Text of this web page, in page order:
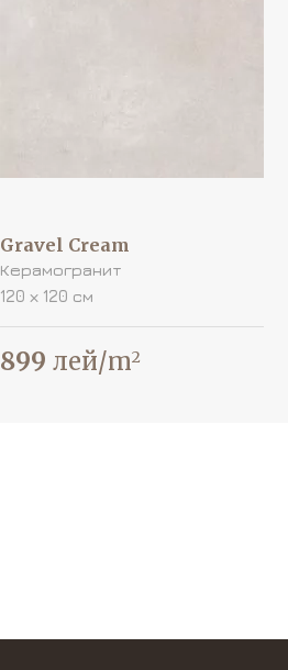
Gravel Cream
Керамогранит
120 х 120 см
899 лей/m2